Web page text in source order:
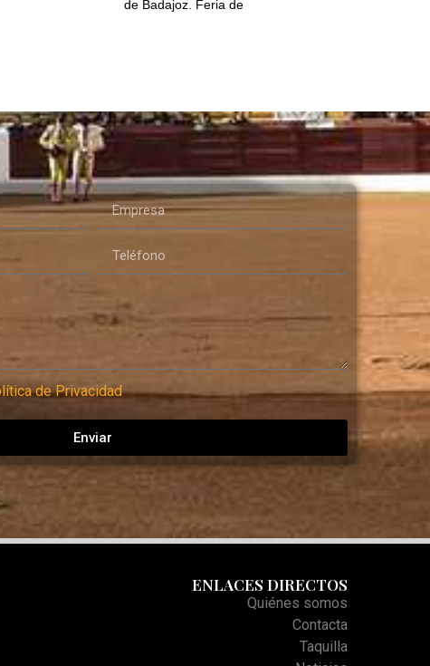
de Badajoz. Feria de
de Privacidad
Enviar
ENLACES DIRECTOS
Quiénes somos
Contacta
Taquilla